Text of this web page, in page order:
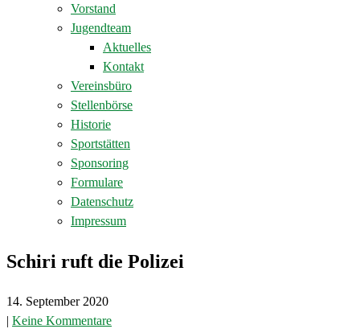
Vorstand
Jugendteam
Aktuelles
Kontakt
Vereinsbüro
Stellenbörse
Historie
Sportstätten
Sponsoring
Formulare
Datenschutz
Impressum
Schiri ruft die Polizei
14. September 2020
| Keine Kommentare